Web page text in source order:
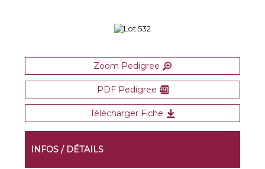
Zoom Pedigree
PDF Pedigree
Télécharger Fiche
INFOS / DÉTAILS